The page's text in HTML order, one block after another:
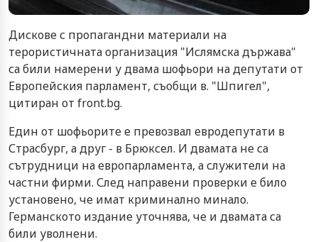
Дискове с пропагандни материали на
терористичната организация "Ислямска държава"
са били намерени у двама шофьори на депутати от
Европейския парламент, съобщи в. "Шпигел",
цитиран от front.bg.
Един от шофьорите е превозвал евродепутати в
Страсбург, а друг - в Брюксел. И двамата не са
сътрудници на европарламента, а служители на
частни фирми. След направени проверки е било
установено, че имат криминално минало.
Германското издание уточнява, че и двамата са
били уволнени.